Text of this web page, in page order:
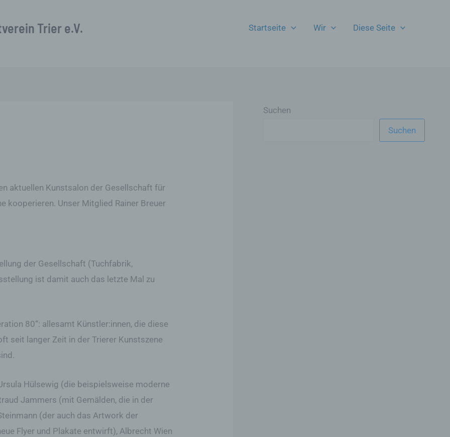
Trier e.V. Startseite Wir Diese Seite
aktuellen Kunstsalon der Gesellschaft für
kooperieren. Unser Mitglied Rainer Breuer
der Gesellschaft (Tuchfabrik,
ist damit auch das letzte Mal zu
80“: allesamt Künstler:innen, die diese
seit langer Zeit in der Trierer Kunstszene
Hülsewig (die beispielsweise moderne
Jammers (mit Gemälden, die in der
(der auch das Artwork der
Flyer und Plakate entwirft), Albrecht Wien
Suchen
Suchen